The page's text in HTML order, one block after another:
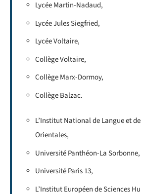
Lycée Martin-Nadaud,
Lycée Jules Siegfried,
Lycée Voltaire,
Collège Voltaire,
Collège Marx-Dormoy,
Collège Balzac.
L’Institut National de Langue et
Orientales,
Université Panthéon-La Sorbonne,
Université Paris 13,
L’Institut Européen de Sciences